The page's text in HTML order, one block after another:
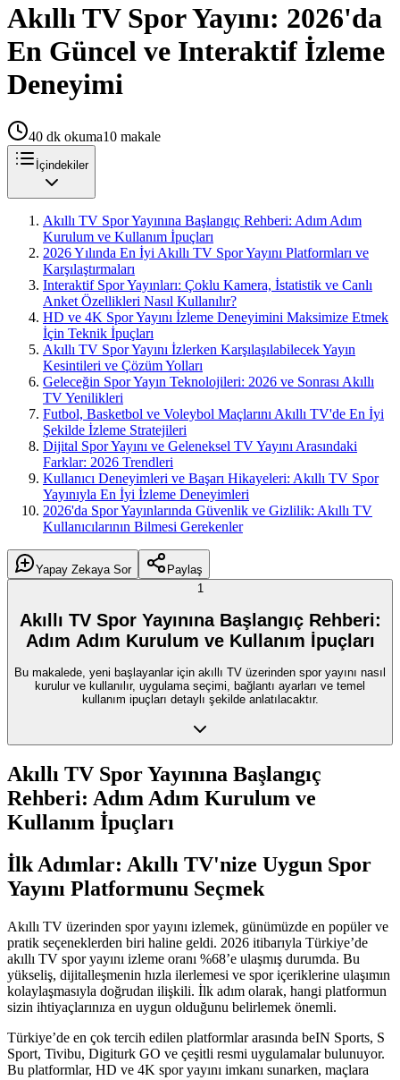
Akıllı TV Spor Yayını: 2026'da
En Güncel ve Interaktif İzleme
Deneyimi
40 dk okuma10 makale
İçindekiler
Akıllı TV Spor Yayınına Başlangıç Rehberi: Adım Adım
Kurulum ve Kullanım İpuçları
2026 Yılında En İyi Akıllı TV Spor Yayını Platformları ve
Karşılaştırmaları
Interaktif Spor Yayınları: Çoklu Kamera, İstatistik ve Canlı
Anket Özellikleri Nasıl Kullanılır?
HD ve 4K Spor Yayını İzleme Deneyimini Maksimize Etmek
İçin Teknik İpuçları
Akıllı TV Spor Yayını İzlerken Karşılaşılabilecek Yayın
Kesintileri ve Çözüm Yolları
Geleceğin Spor Yayın Teknolojileri: 2026 ve Sonrası Akıllı
TV Yenilikleri
Futbol, Basketbol ve Voleybol Maçlarını Akıllı TV'de En İyi
Şekilde İzleme Stratejileri
Dijital Spor Yayını ve Geleneksel TV Yayını Arasındaki
Farklar: 2026 Trendleri
Kullanıcı Deneyimleri ve Başarı Hikayeleri: Akıllı TV Spor
Yayınıyla En İyi İzleme Deneyimleri
2026'da Spor Yayınlarında Güvenlik ve Gizlilik: Akıllı TV
Kullanıcılarının Bilmesi Gerekenler
Yapay Zekaya Sor
Paylaş
1
Akıllı TV Spor Yayınına Başlangıç Rehberi:
Adım Adım Kurulum ve Kullanım İpuçları
Bu makalede, yeni başlayanlar için akıllı TV üzerinden spor yayını nasıl
kurulur ve kullanılır, uygulama seçimi, bağlantı ayarları ve temel
kullanım ipuçları detaylı şekilde anlatılacaktır.
Akıllı TV Spor Yayınına Başlangıç
Rehberi: Adım Adım Kurulum ve
Kullanım İpuçları
İlk Adımlar: Akıllı TV'nize Uygun Spor
Yayını Platformunu Seçmek
Akıllı TV üzerinden spor yayını izlemek, günümüzde en popüler ve
pratik seçeneklerden biri haline geldi. 2026 itibarıyla Türkiye’de
akıllı TV spor yayını izleme oranı %68’e ulaşmış durumda. Bu
yükseliş, dijitalleşmenin hızla ilerlemesi ve spor içeriklerine ulaşımın
kolaylaşmasıyla doğrudan ilişkili. İlk adım olarak, hangi platformun
sizin ihtiyaçlarınıza en uygun olduğunu belirlemek önemli.
Türkiye’de en çok tercih edilen platformlar arasında beIN Sports, S
Sport, Tivibu, Digiturk GO ve çeşitli resmi uygulamalar bulunuyor.
Bu platformlar, HD ve 4K spor yayını imkanı sunarken, maçlara